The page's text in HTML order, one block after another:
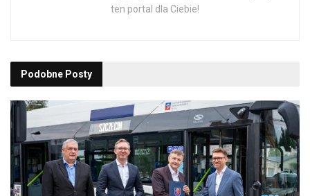
ten portal dla Ciebie!
Podobne Posty